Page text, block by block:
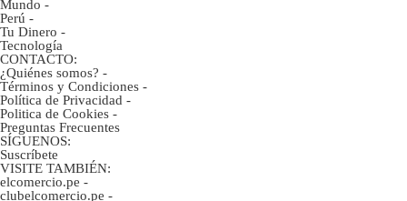
Mundo -
Perú -
Tu Dinero -
Tecnología
CONTACTO:
¿Quiénes somos? -
Términos y Condiciones -
Política de Privacidad -
Politica de Cookies -
Preguntas Frecuentes
SÍGUENOS:
Suscríbete
VISITE TAMBIÉN:
elcomercio.pe -
clubelcomercio.pe -